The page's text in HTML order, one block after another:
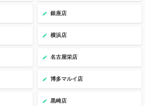
銀座店
横浜店
名古屋栄店
博多マルイ店
黒崎店